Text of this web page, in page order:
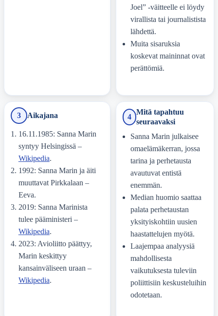
Joel” -väitteelle ei löydy
virallista tai journalistista
lähdettä.
Muita sisaruksia
koskevat maininnat ovat
perättömiä.
3 Aikajana
16.11.1985: Sanna Marin
syntyy Helsingissä –
Wikipedia.
1992: Sanna Marin ja äiti
muuttavat Pirkkalaan –
Eeva.
2019: Sanna Marinista
tulee pääministeri –
Wikipedia.
2023: Avioliitto päättyy,
Marin keskittyy
kansainväliseen uraan –
Wikipedia.
4
Mitä tapahtuu
seuraavaksi
Sanna Marin julkaisee
omaelämäkerran, jossa
tarina ja perhetausta
avautuvat entistä
enemmän.
Median huomio saattaa
palata perhetaustan
yksityiskohtiin uusien
haastattelujen myötä.
Laajempaa analyysiä
mahdollisesta
vaikutuksesta tuleviin
poliittisiin keskusteluihin
odotetaan.